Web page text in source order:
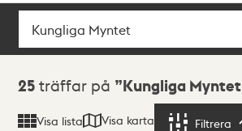
Sök
Sökresultat
25 träffar på Kungliga Myntet
Visa lista Visa karta Filtrera